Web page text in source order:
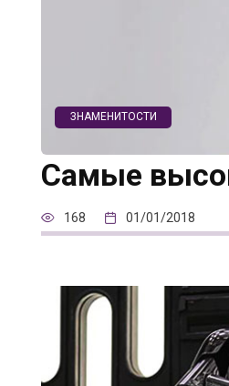
ЗНАМЕНИТОСТИ
Самые
168 01/01/2018